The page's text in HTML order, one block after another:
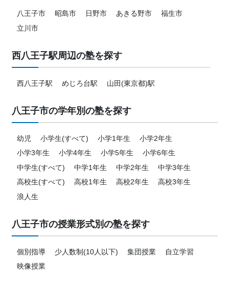
八王子市 昭島市 日野市 あきる野市
福生市
立川市
西八王子駅周辺の塾を探す
西八王子駅 めじろ台駅 山田(東京都)駅
八王子市の学年別の塾を探す
幼児 小学生(すべて) 小学1年生
小学2年生
小学3年生
小学4年生 小学5年生
小学6年生
中学生(すべて)
中学1年生 中学2年生
中学3年生
高校生(すべて)
高校1年生 高校2年生
高校3年生
浪人生
八王子市の授業形式別の塾を探す
個別指導 少人数制(10人以下) 集団授業
自立学習
映像授業